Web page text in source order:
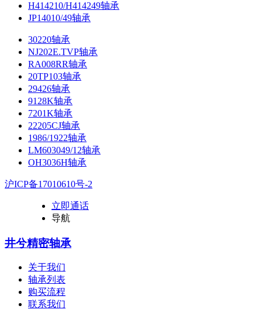
H414210/H414249轴承
JP14010/49轴承
30220轴承
NJ202E.TVP轴承
RA008RR轴承
20TP103轴承
29426轴承
9128K轴承
7201K轴承
22205CJ轴承
1986/1922轴承
LM603049/12轴承
OH3036H轴承
沪ICP备17010610号-2
立即通话
导航
井兮精密轴承
关于我们
轴承列表
购买流程
联系我们